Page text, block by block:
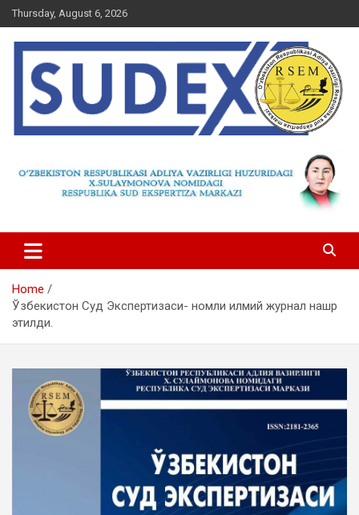
Skip
to
content
Thursday, August 6, 2026
Home
Ўзбекистон Суд Экспертизаси- номли илмий журнал нашр
этилди.